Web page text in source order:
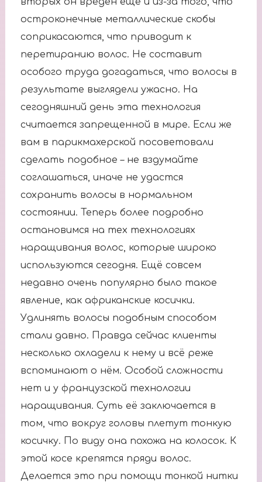
остроконечные металлические скобы
соприкасаются, что приводит к
перетиранию волос. Не составит
особого труда догадаться, что волосы в
результате выглядели ужасно. На
сегодняшний день эта технология
считается запрещенной в мире. Если же
вам в парикмахерской посоветовали
сделать подобное – не вздумайте
соглашаться, иначе не удастся
сохранить волосы в нормальном
состоянии. Теперь более подробно
остановимся на тех технологиях
наращивания волос, которые широко
используются сегодня. Ещё совсем
недавно очень популярно было такое
явление, как африканские косички.
Удлинять волосы подобным способом
стали давно. Правда сейчас клиенты
несколько охладели к нему и всё реже
вспоминают о нём. Особой сложности
нет и у французской технологии
наращивания. Суть её заключается в
том, что вокруг головы плетут тонкую
косичку. По виду она похожа на колосок. К
этой косе крепятся пряди волос.
Делается это при помощи тонкой нитки